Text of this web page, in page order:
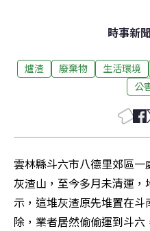
時事新聞
爐渣 廢棄物 生活環境
公
雲林縣斗六市八德里郊區
灰渣山，至今多月未清運
示，這堆灰渣原先堆置在
除，業者居然偷偷運到斗六